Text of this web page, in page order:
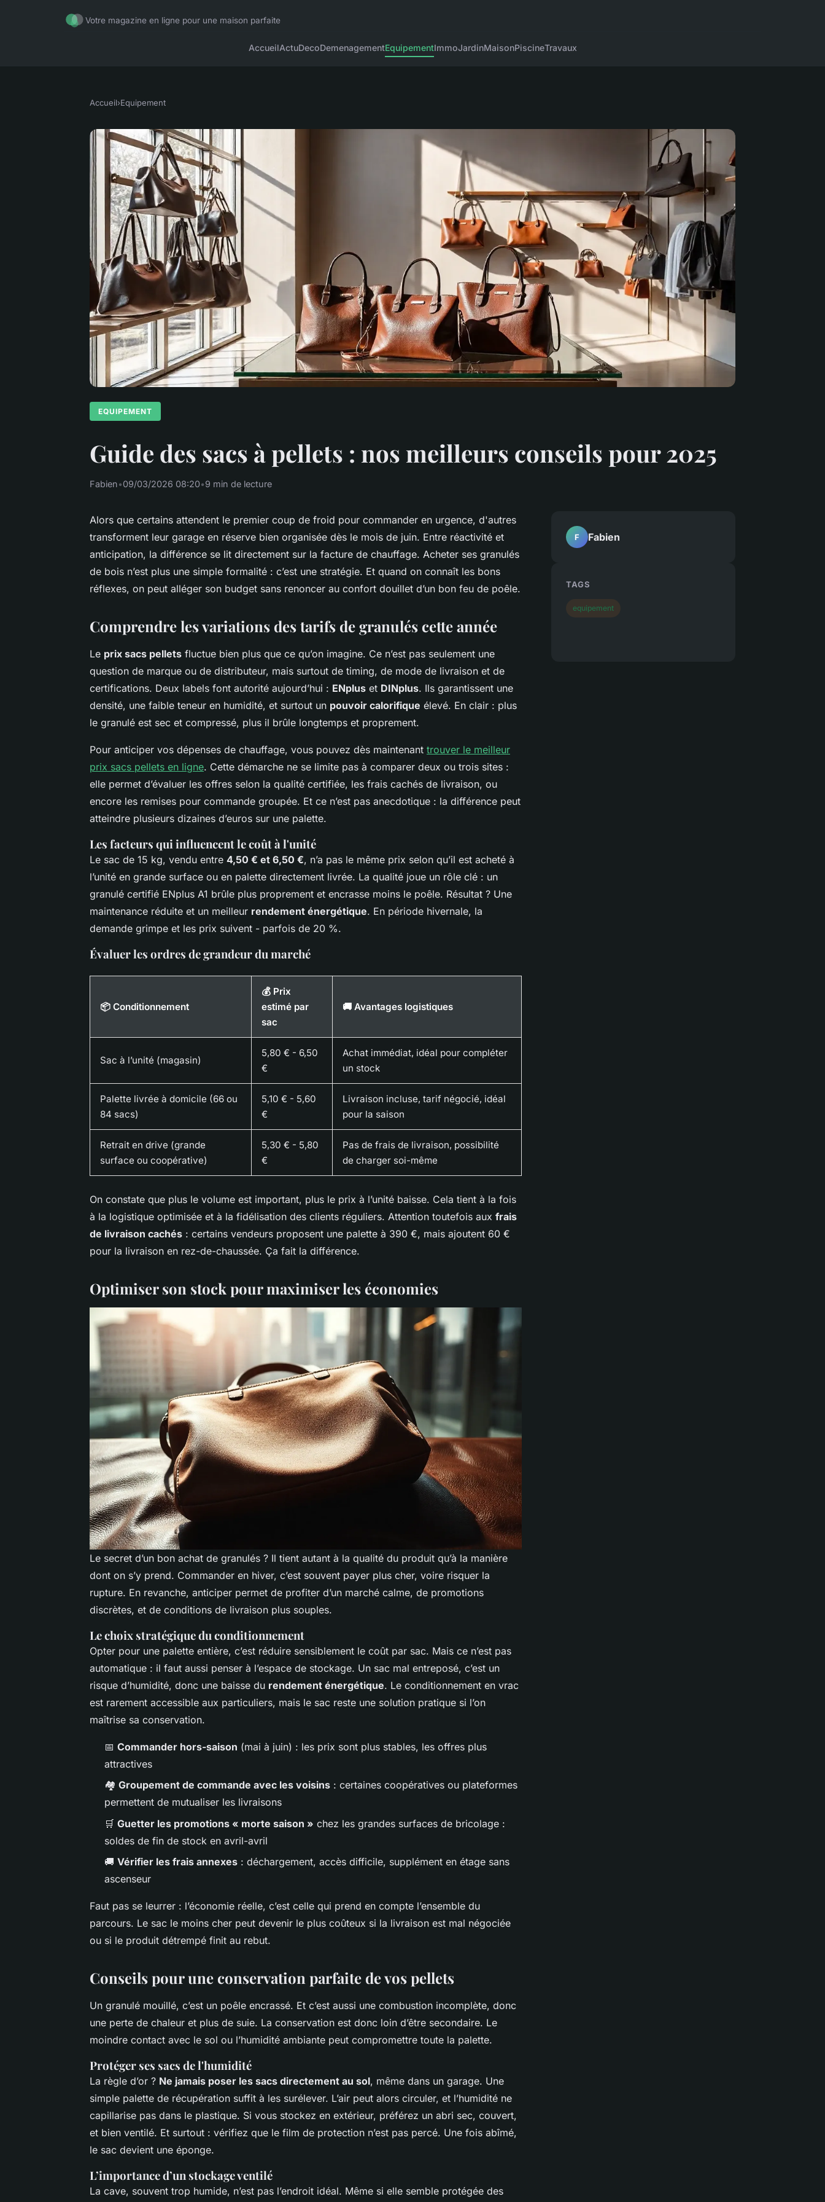
Votre magazine en ligne pour une maison parfaite
AccueilActuDecoDemenagementEquipementImmoJardinMaisonPiscineTravaux
Accueil›Equipement
EQUIPEMENT
Guide des sacs à pellets : nos meilleurs conseils pour 2025
Fabien•09/03/2026 08:20•9 min de lecture
Alors que certains attendent le premier coup de froid pour commander en urgence, d'autres
transforment leur garage en réserve bien organisée dès le mois de juin. Entre réactivité et
anticipation, la différence se lit directement sur la facture de chauffage. Acheter ses granulés
de bois n’est plus une simple formalité : c’est une stratégie. Et quand on connaît les bons
réflexes, on peut alléger son budget sans renoncer au confort douillet d’un bon feu de poêle.
Comprendre les variations des tarifs de granulés cette année
Le prix sacs pellets fluctue bien plus que ce qu’on imagine. Ce n’est pas seulement une
question de marque ou de distributeur, mais surtout de timing, de mode de livraison et de
certifications. Deux labels font autorité aujourd’hui : ENplus et DINplus. Ils garantissent une
densité, une faible teneur en humidité, et surtout un pouvoir calorifique élevé. En clair : plus
le granulé est sec et compressé, plus il brûle longtemps et proprement.
Pour anticiper vos dépenses de chauffage, vous pouvez dès maintenant trouver le meilleur
prix sacs pellets en ligne. Cette démarche ne se limite pas à comparer deux ou trois sites :
elle permet d’évaluer les offres selon la qualité certifiée, les frais cachés de livraison, ou
encore les remises pour commande groupée. Et ce n’est pas anecdotique : la différence peut
atteindre plusieurs dizaines d’euros sur une palette.
Les facteurs qui influencent le coût à l'unité
Le sac de 15 kg, vendu entre 4,50 € et 6,50 €, n’a pas le même prix selon qu’il est acheté à
l’unité en grande surface ou en palette directement livrée. La qualité joue un rôle clé : un
granulé certifié ENplus A1 brûle plus proprement et encrasse moins le poêle. Résultat ? Une
maintenance réduite et un meilleur rendement énergétique. En période hivernale, la
demande grimpe et les prix suivent - parfois de 20 %.
Évaluer les ordres de grandeur du marché
📦 Conditionnement
💰 Prix
estimé par
sac
🚚 Avantages logistiques
Sac à l’unité (magasin)
5,80 € - 6,50
€
Achat immédiat, idéal pour compléter
un stock
Palette livrée à domicile (66 ou
84 sacs)
5,10 € - 5,60
€
Livraison incluse, tarif négocié, idéal
pour la saison
Retrait en drive (grande
surface ou coopérative)
5,30 € - 5,80
€
Pas de frais de livraison, possibilité
de charger soi-même
On constate que plus le volume est important, plus le prix à l’unité baisse. Cela tient à la fois
à la logistique optimisée et à la fidélisation des clients réguliers. Attention toutefois aux frais
de livraison cachés : certains vendeurs proposent une palette à 390 €, mais ajoutent 60 €
pour la livraison en rez-de-chaussée. Ça fait la différence.
Optimiser son stock pour maximiser les économies
Le secret d’un bon achat de granulés ? Il tient autant à la qualité du produit qu’à la manière
dont on s’y prend. Commander en hiver, c’est souvent payer plus cher, voire risquer la
rupture. En revanche, anticiper permet de profiter d’un marché calme, de promotions
discrètes, et de conditions de livraison plus souples.
Le choix stratégique du conditionnement
Opter pour une palette entière, c’est réduire sensiblement le coût par sac. Mais ce n’est pas
automatique : il faut aussi penser à l’espace de stockage. Un sac mal entreposé, c’est un
risque d’humidité, donc une baisse du rendement énergétique. Le conditionnement en vrac
est rarement accessible aux particuliers, mais le sac reste une solution pratique si l’on
maîtrise sa conservation.
📅 Commander hors-saison (mai à juin) : les prix sont plus stables, les offres plus
attractives
🏘️ Groupement de commande avec les voisins : certaines coopératives ou plateformes
permettent de mutualiser les livraisons
🛒 Guetter les promotions « morte saison » chez les grandes surfaces de bricolage :
soldes de fin de stock en avril-avril
🚚 Vérifier les frais annexes : déchargement, accès difficile, supplément en étage sans
ascenseur
Faut pas se leurrer : l’économie réelle, c’est celle qui prend en compte l’ensemble du
parcours. Le sac le moins cher peut devenir le plus coûteux si la livraison est mal négociée
ou si le produit détrempé finit au rebut.
Conseils pour une conservation parfaite de vos pellets
Un granulé mouillé, c’est un poêle encrassé. Et c’est aussi une combustion incomplète, donc
une perte de chaleur et plus de suie. La conservation est donc loin d’être secondaire. Le
moindre contact avec le sol ou l’humidité ambiante peut compromettre toute la palette.
Protéger ses sacs de l'humidité
La règle d’or ? Ne jamais poser les sacs directement au sol, même dans un garage. Une
simple palette de récupération suffit à les surélever. L’air peut alors circuler, et l’humidité ne
capillarise pas dans le plastique. Si vous stockez en extérieur, préférez un abri sec, couvert,
et bien ventilé. Et surtout : vérifiez que le film de protection n’est pas percé. Une fois abîmé,
le sac devient une éponge.
L’importance d’un stockage ventilé
La cave, souvent trop humide, n’est pas l’endroit idéal. Même si elle semble protégée des
F Fabien
TAGS
equipement